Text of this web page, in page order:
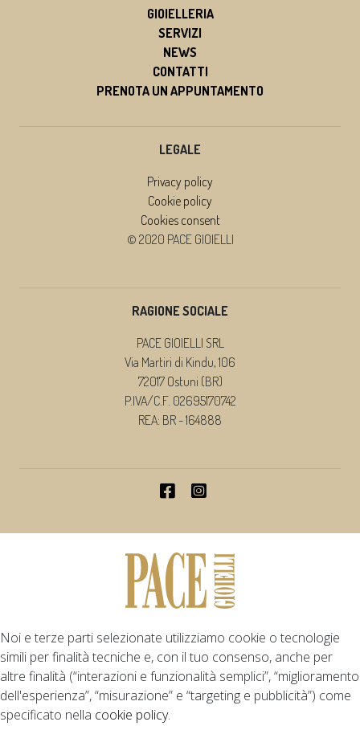
GIOIELLERIA
SERVIZI
NEWS
CONTATTI
PRENOTA UN APPUNTAMENTO
LEGALE
Privacy policy
Cookie policy
Cookies consent
© 2020 PACE GIOIELLI
RAGIONE SOCIALE
PACE GIOIELLI SRL
Via Martiri di Kindu, 106
72017 Ostuni (BR)
P.IVA/C.F. 02695170742
REA: BR - 164888
Noi e terze parti selezionate utilizziamo cookie o tecnologie
simili per finalità tecniche e, con il tuo consenso, anche per
altre finalità (“interazioni e funzionalità semplici”, “miglioramento
dell'esperienza”, “misurazione” e “targeting e pubblicità”) come
specificato nella cookie policy.